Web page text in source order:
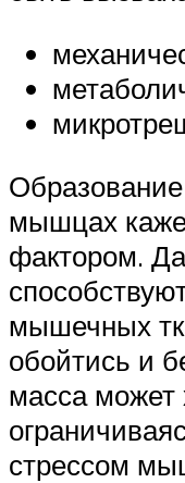
мышцах
фактором.
мышечных
обойтись и
масса может
стрессом